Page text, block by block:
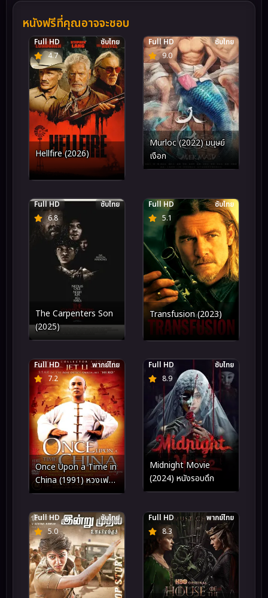
หนังฟรีที่คุณอาจจะชอบ
4.7
Full HD ซับไทย
Hellfire (2026)
9.0
Full HD ซับไทย
Murloc (2022) มนุษย์
เงือก
6.8
Full HD ซับไทย
The Carpenters Son
(2025)
5.1
Full HD ซับไทย
Transfusion (2023)
7.2
Full HD พากย์ไทย
Once Upon a Time in
China (1991) หวงเฟย
หง หมัดบินทะลุเหล็ก
8.9
Full HD ซับไทย
Midnight Movie
(2024) หนังรอบดึก
5.0
Full HD ซับไทย
8.3
Full HD พากย์ไทย